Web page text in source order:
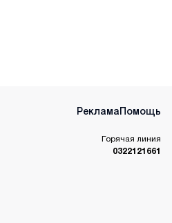
РекламаПомощь
Горячая линия
0322121661